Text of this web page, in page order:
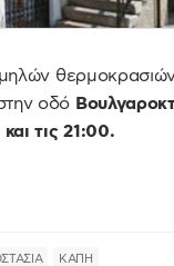
οδό
τις 21:00.
ΚΑΠΗ